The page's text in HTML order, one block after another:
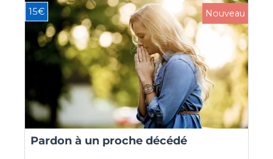
Nouveau
15€
Pardon à un proche décédé